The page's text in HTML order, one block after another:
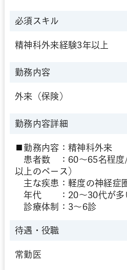
必須スキル
精神科外来経験3年以上
勤務内容
外来（保険）
勤務内容詳細
■勤務内容：精神科外来
患者数 ：60～65名程度/
以上のペース）
主な疾患：軽度の神経症
年代 ：20～30代が多
診療体制：3～6診
待遇・役職
常勤医